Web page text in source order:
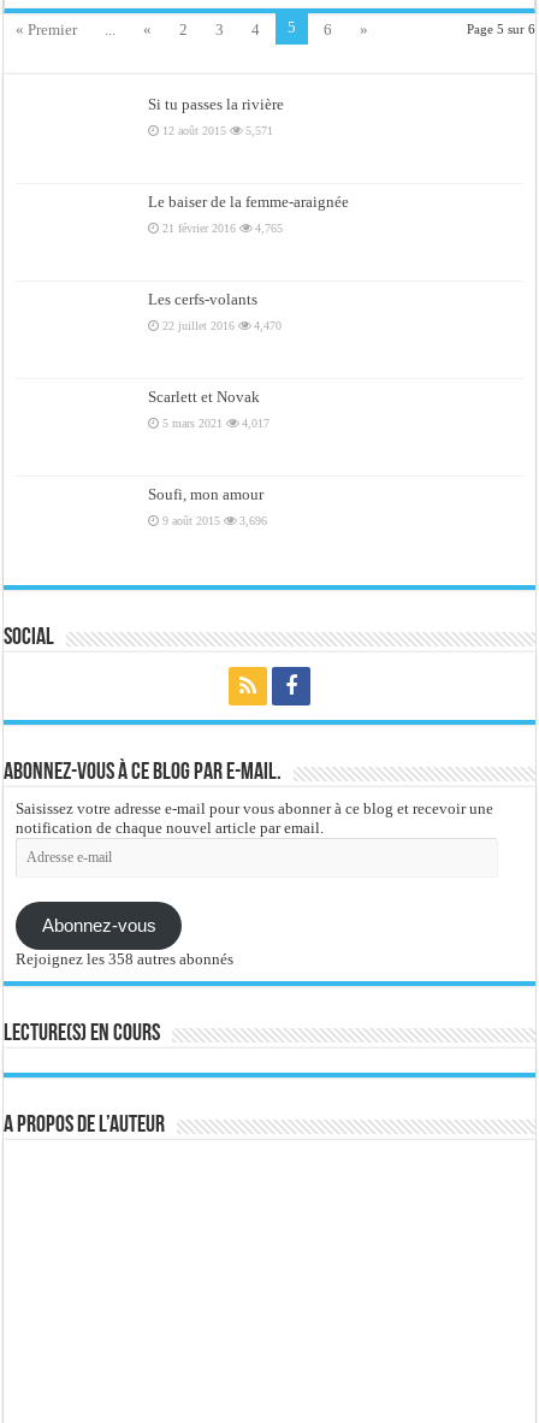
Page 5 sur 6
« Premier « 2 3 4 5 6 »
Si tu passes la rivière
12 août 2015 5,571
Le baiser de la femme-araignée
21 février 2016 4,765
Les cerfs-volants
22 juillet 2016 4,470
Scarlett et Novak
5 mars 2021 4,017
Soufi, mon amour
9 août 2015 3,696
Social
Abonnez-vous à ce blog par e-mail.
Saisissez votre adresse e-mail pour vous abonner à ce blog et recevoir une
notification de chaque nouvel article par email.
Adresse
e-
Abonnez-vous
Rejoignez les 358 autres abonnés
Lecture(s) en cours
A propos de l’auteur